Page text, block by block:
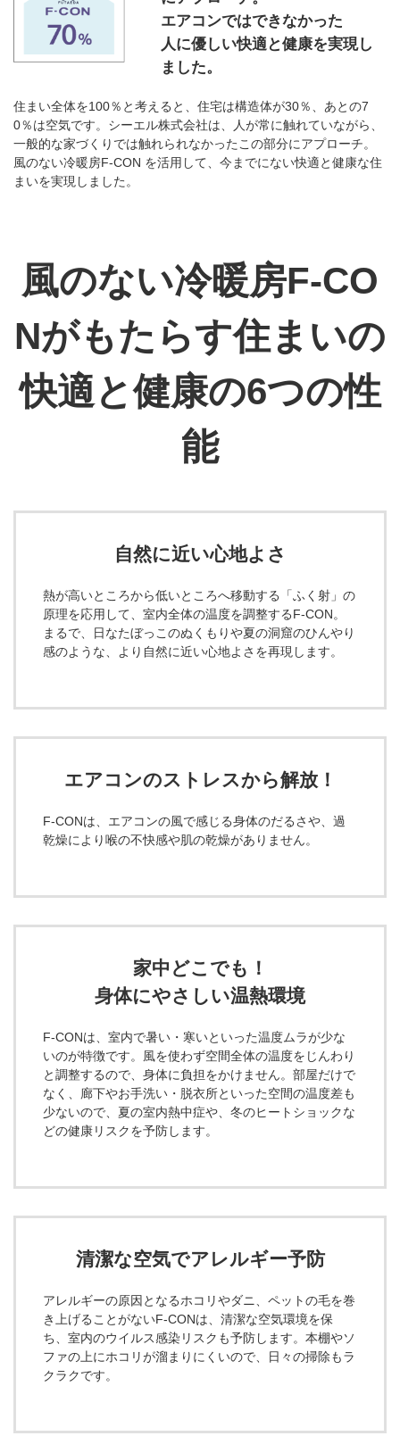
エアコンではできなかった
人に優しい快適と健康を実現し
ました。
住まい全体を100％と考えると、住宅は構造体が30％、あとの7
0％は空気です。シーエル株式会社は、人が常に触れていながら、
一般的な家づくりでは触れられなかったこの部分にアプローチ。
風のない冷暖房F-CON を活用して、今までにない快適と健康な住
まいを実現しました。
風のない冷暖房F-CO
Nがもたらす住まいの
快適と健康の6つの性
能
自然に近い心地よさ
熱が高いところから低いところへ移動する「ふく射」の
原理を応用して、室内全体の温度を調整するF-CON。
まるで、日なたぼっこのぬくもりや夏の洞窟のひんやり
感のような、より自然に近い心地よさを再現します。
エアコンのストレスから解放！
F-CONは、エアコンの風で感じる身体のだるさや、過
乾燥により喉の不快感や肌の乾燥がありません。
家中どこでも！
身体にやさしい温熱環境
F-CONは、室内で暑い・寒いといった温度ムラが少な
いのが特徴です。風を使わず空間全体の温度をじんわり
と調整するので、身体に負担をかけません。部屋だけで
なく、廊下やお手洗い・脱衣所といった空間の温度差も
少ないので、夏の室内熱中症や、冬のヒートショックな
どの健康リスクを予防します。
清潔な空気でアレルギー予防
アレルギーの原因となるホコリやダニ、ペットの毛を巻
き上げることがないF-CONは、清潔な空気環境を保
ち、室内のウイルス感染リスクも予防します。本棚やソ
ファの上にホコリが溜まりにくいので、日々の掃除もラ
クラクです。